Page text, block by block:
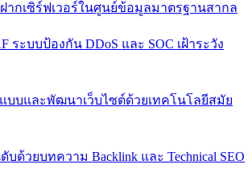
ฝากเซิร์ฟเวอร์ในศูนย์ข้อมูลมาตรฐานสากล
ระบบป้องกัน DDoS และ SOC เฝ้าระวัง
บบและพัฒนาเว็บไซต์ด้วยเทคโนโลยีสมัย
บด้วยบทความ Backlink และ Technical SEO